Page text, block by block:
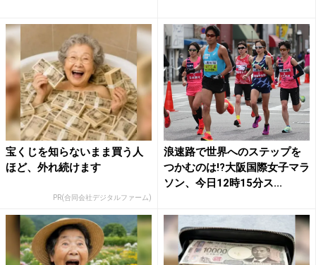
宝くじを知らないまま買う人
ほど、外れ続けます
PR(合同会社デジタルファーム)
浪速路で世界へのステップを
つかむのは!?大阪国際女子マラ
ソン、今日12時15分ス...